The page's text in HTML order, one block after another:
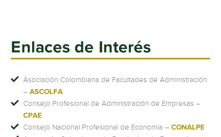
Enlaces de Interés
Asociación Colombiana de Facultades de Administración
–ASCOLFA
Consejo Profesional de Administración de Empresas –
CPAE
Consejo Nacional Profesional de Economía –CONALPE